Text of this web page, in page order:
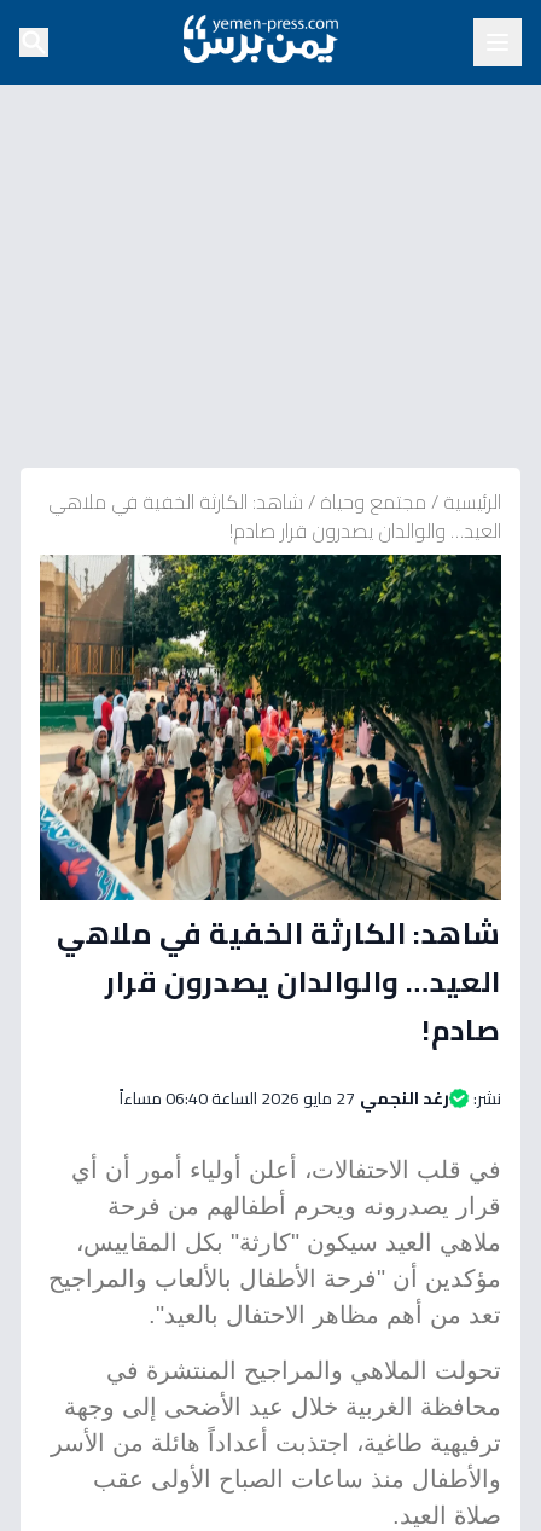
الرئيسية/مجتمع وحياة/شاهد: الكارثة الخفية في ملاهي
العيد… والوالدان يصدرون قرار صادم!
شاهد: الكارثة الخفية في ملاهي
العيد… والوالدان يصدرون قرار
صادم!
نشر: رغد النجمي 27 مايو 2026 الساعة 06:40 مساءاً
في قلب الاحتفالات، أعلن أولياء أمور أن أي
قرار يصدرونه ويحرم أطفالهم من فرحة
ملاهي العيد سيكون "كارثة" بكل المقاييس،
مؤكدين أن "فرحة الأطفال بالألعاب والمراجيح
تعد من أهم مظاهر الاحتفال بالعيد".
تحولت الملاهي والمراجيح المنتشرة في
محافظة الغربية خلال عيد الأضحى إلى وجهة
ترفيهية طاغية، اجتذبت أعداداً هائلة من الأسر
والأطفال منذ ساعات الصباح الأولى عقب
صلاة العيد.